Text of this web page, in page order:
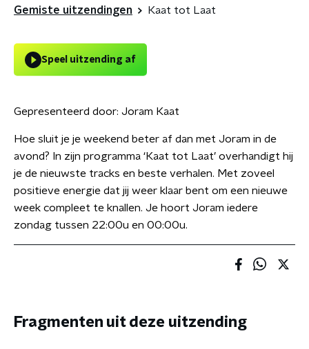
Gemiste uitzendingen Kaat tot Laat
Speel uitzending af
Gepresenteerd door: Joram Kaat
Hoe sluit je je weekend beter af dan met Joram in de
avond? In zijn programma ‘Kaat tot Laat’ overhandigt hij
je de nieuwste tracks en beste verhalen. Met zoveel
positieve energie dat jij weer klaar bent om een nieuwe
week compleet te knallen. Je hoort Joram iedere
zondag tussen 22:00u en 00:00u.
Fragmenten uit deze uitzending